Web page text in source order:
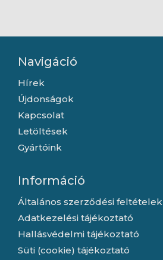
Navigáció
Hírek
Újdonságok
Kapcsolat
Letöltések
Gyártóink
Információ
Általános szerződési feltételek
Adatkezelési tájékoztató
Hallásvédelmi tájékoztató
Süti (cookie) tájékoztató